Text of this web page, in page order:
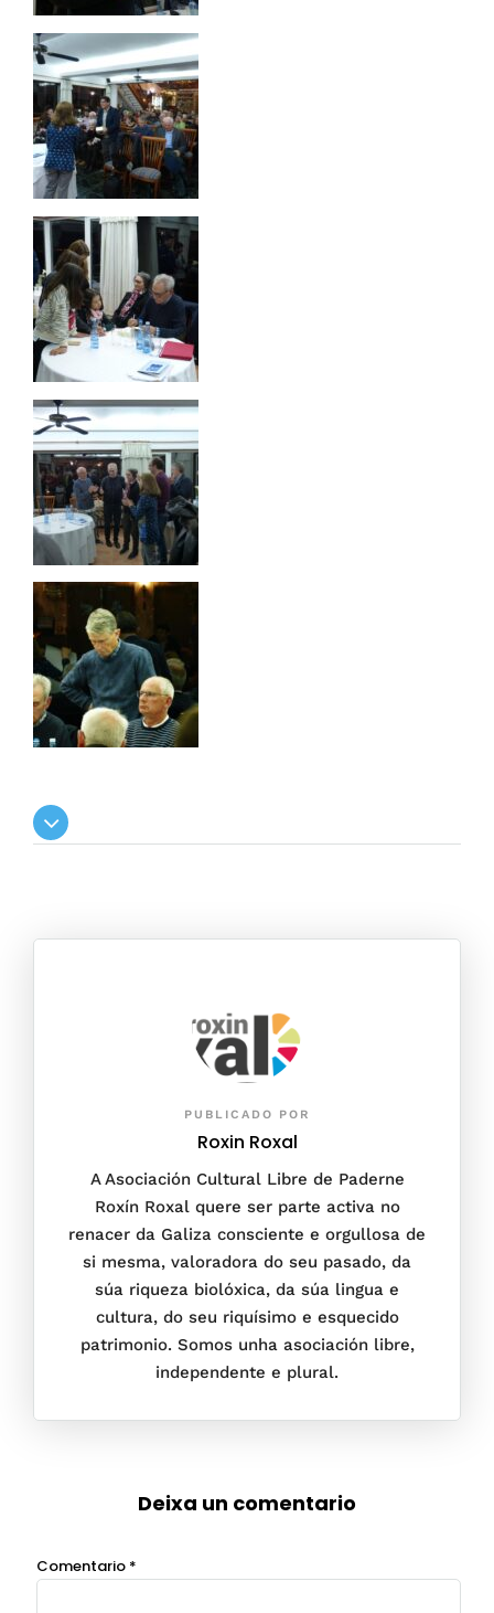
PUBLICADO POR
Roxin Roxal
A Asociación Cultural Libre de Paderne
Roxín Roxal quere ser parte activa no
renacer da Galiza consciente e orgullosa de
si mesma, valoradora do seu pasado, da
súa riqueza biolóxica, da súa lingua e
cultura, do seu riquísimo e esquecido
patrimonio. Somos unha asociación libre,
independente e plural.
Deixa un comentario
Comentario *